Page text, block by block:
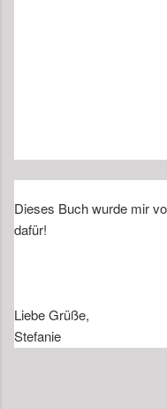
Dieses Buch wurde mir
dafür!
Liebe Grüße,
Stefanie